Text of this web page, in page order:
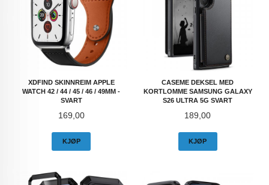
XDFIND SKINNREIM APPLE
WATCH 42 / 44 / 45 / 46 / 49MM -
SVART
Pris
169,00
KJØP
CASEME DEKSEL MED
KORTLOMME SAMSUNG GALAXY
S26 ULTRA 5G SVART
Pris
189,00
KJØP